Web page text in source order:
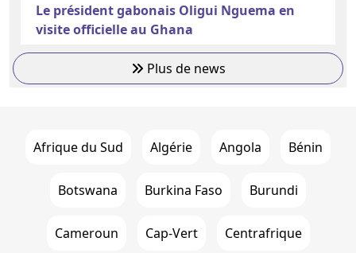
Le président gabonais Oligui Nguema en
visite officielle au Ghana
Plus de news
Afrique du Sud Algérie Angola Bénin
Botswana Burkina Faso Burundi
Cameroun Cap-Vert Centrafrique